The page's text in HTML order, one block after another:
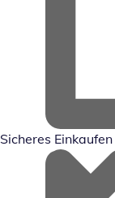
Sicheres Einkaufen